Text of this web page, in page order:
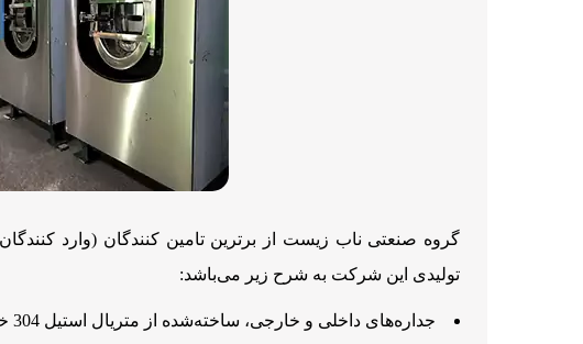
گروه صنعتی ناب زیست از برترین تامین کنندگان (وارد
تولیدی این شرکت به شرح زیر می‌باشد:
جداره‌های داخلی و خارجی، ساخته‌شده از متریال استیل 304 خشدار